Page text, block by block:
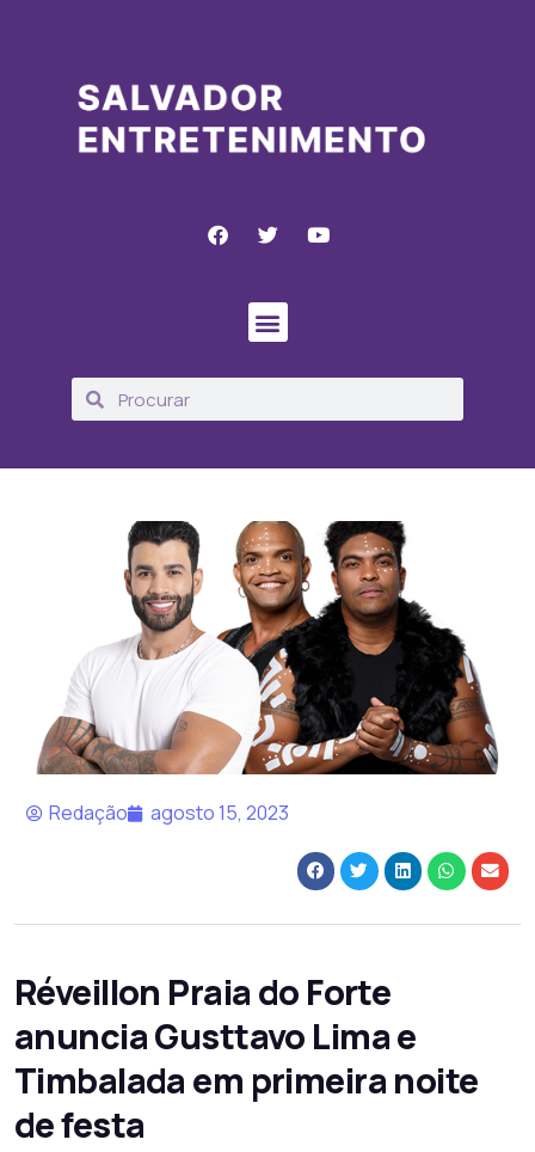
Redação agosto 15, 2023
Réveillon Praia do Forte
anuncia Gusttavo Lima e
Timbalada em primeira noite
de festa